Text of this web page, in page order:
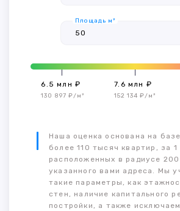
Площадь м²
6.5 млн ₽
130 897 ₽/м²
7.6 млн ₽
152 134 ₽/м²
Наша оценка основана на
более 110 тысяч квартир, за 1
расположенных в радиусе
указанного вами адреса. Мы
такие параметры, как
стен, наличие капитального
постройки, а также